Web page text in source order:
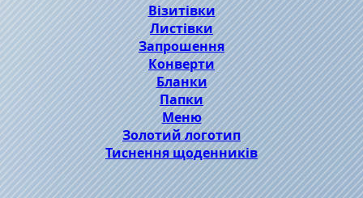
Візитівки
Листівки
Запрошення
Конверти
Бланки
Папки
Меню
Золотий логотип
Тиснення щоденників